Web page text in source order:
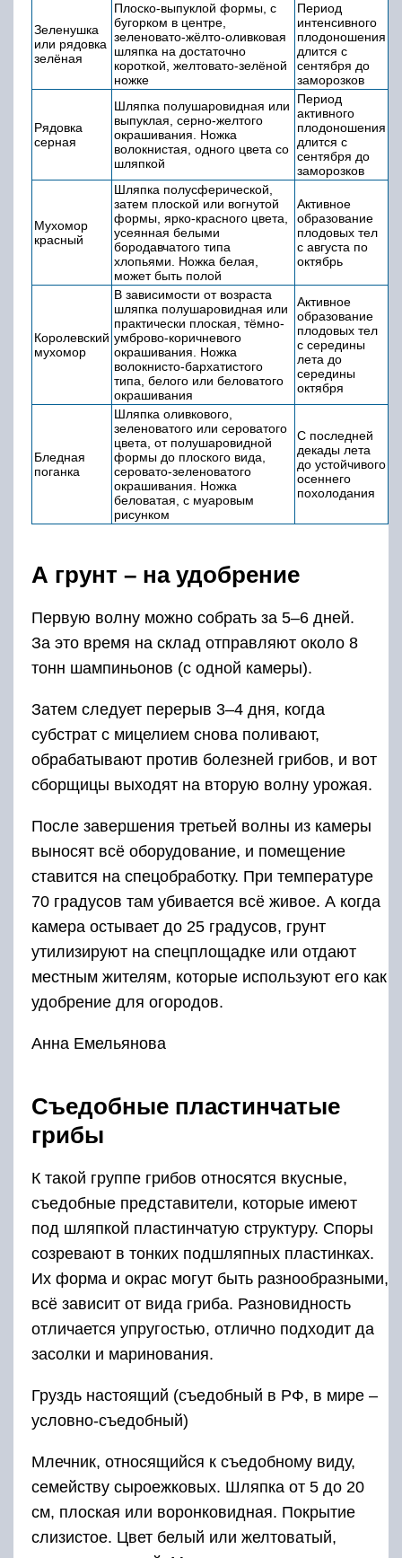
Зеленушка
или рядовка
зелёная
Плоско-выпуклой формы, с
бугорком в центре,
зеленовато-жёлто-оливковая
шляпка на достаточно
короткой, желтовато-зелёной
ножке
Период
интенсивного
плодоношения
длится с
сентября до
заморозков
Рядовка
серная
Шляпка полушаровидная или
выпуклая, серно-желтого
окрашивания. Ножка
волокнистая, одного цвета со
шляпкой
Период
активного
плодоношения
длится с
сентября до
заморозков
Мухомор
красный
Шляпка полусферической,
затем плоской или вогнутой
формы, ярко-красного цвета,
усеянная белыми
бородавчатого типа
хлопьями. Ножка белая,
может быть полой
Активное
образование
плодовых тел
с августа по
октябрь
Королевский
мухомор
В зависимости от возраста
шляпка полушаровидная или
практически плоская, тёмно-
умброво-коричневого
окрашивания. Ножка
волокнисто-бархатистого
типа, белого или беловатого
окрашивания
Активное
образование
плодовых тел
с середины
лета до
середины
октября
Бледная
поганка
Шляпка оливкового,
зеленоватого или сероватого
цвета, от полушаровидной
формы до плоского вида,
серовато-зеленоватого
окрашивания. Ножка
беловатая, с муаровым
рисунком
С последней
декады лета
до устойчивого
осеннего
похолодания
А грунт – на удобрение
Первую волну можно собрать за 5–6 дней.
За это время на склад отправляют около 8
тонн шампиньонов (с одной камеры).
Затем следует перерыв 3–4 дня, когда
субстрат с мицелием снова поливают,
обрабатывают против болезней грибов, и вот
сборщицы выходят на вторую волну урожая.
После завершения третьей волны из камеры
выносят всё оборудование, и помещение
ставится на спецобработку. При температуре
70 градусов там убивается всё живое. А когда
камера остывает до 25 градусов, грунт
утилизируют на спецплощадке или отдают
местным жителям, которые используют его как
удобрение для огородов.
Анна Емельянова
Съедобные пластинчатые
грибы
К такой группе грибов относятся вкусные,
съедобные представители, которые имеют
под шляпкой пластинчатую структуру. Споры
созревают в тонких подшляпных пластинках.
Их форма и окрас могут быть разнообразными,
всё зависит от вида гриба. Разновидность
отличается упругостью, отлично подходит да
засолки и маринования.
Груздь настоящий (съедобный в РФ, в мире –
условно-съедобный)
Млечник, относящийся к съедобному виду,
семейству сыроежковых. Шляпка от 5 до 20
см, плоская или воронковидная. Покрытие
слизистое. Цвет белый или желтоватый,